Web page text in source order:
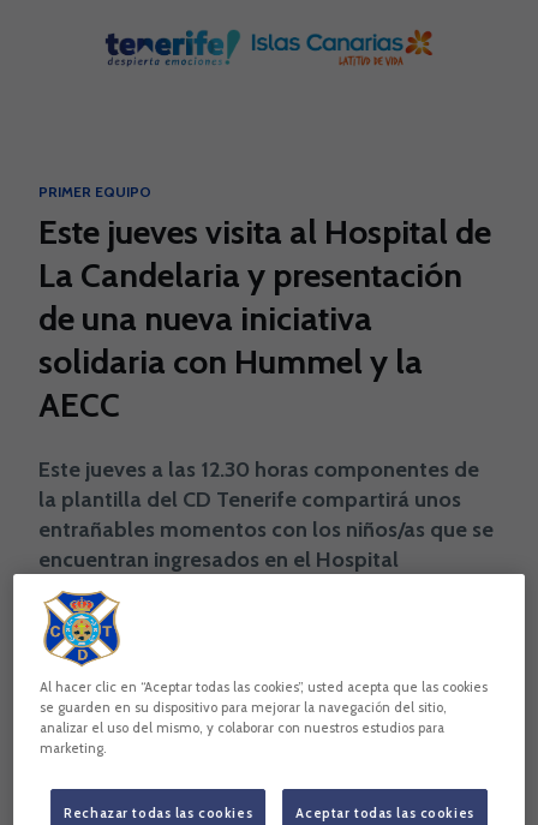
PRIMER EQUIPO
Este jueves visita al Hospital de
La Candelaria y presentación
de una nueva iniciativa
solidaria con Hummel y la
AECC
Este jueves a las 12.30 horas componentes de
la plantilla del CD Tenerife compartirá unos
entrañables momentos con los niños/as que se
encuentran ingresados en el Hospital
Universitario Nuestra Señora de La Candelaria.
El acceso de los jugadores, cuerpo t
Copiar enlace
Al hacer clic en “Aceptar todas las cookies”, usted acepta que las cookies
se guarden en su dispositivo para mejorar la navegación del sitio,
analizar el uso del mismo, y colaborar con nuestros estudios para
marketing.
Rechazar todas las cookies Aceptar todas las cookies